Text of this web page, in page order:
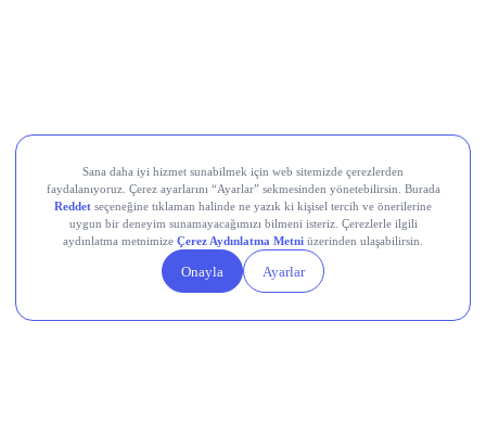
Teknik Analiz Nedir?